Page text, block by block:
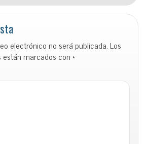
electrónico no será publicada. Los
marcados con*